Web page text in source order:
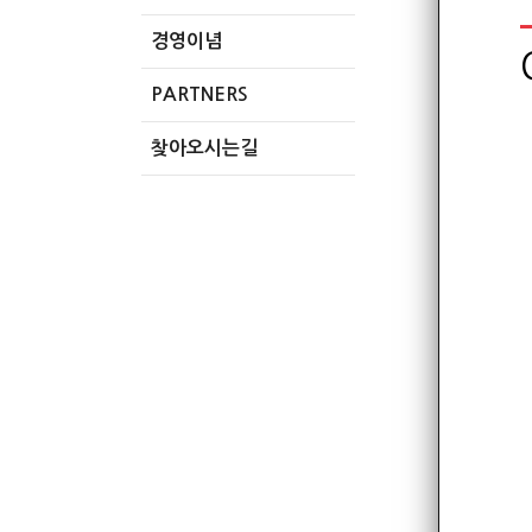
경영이념
PARTNERS
찾아오시는길